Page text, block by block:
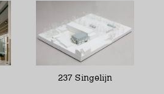
237 Singelijn